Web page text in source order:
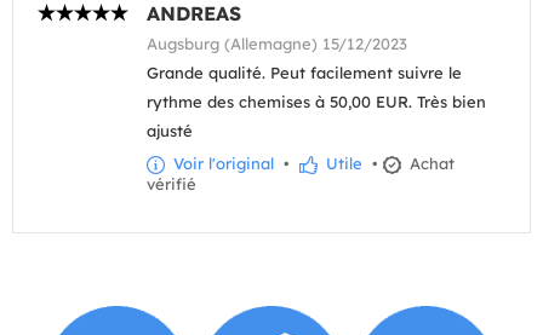
ANDREAS
Augsburg (Allemagne) 15/12/2023
Grande qualité. Peut facilement suivre le
rythme des chemises à 50,00 EUR. Très bien
ajusté
Voir l'original • Utile •
Achat
vérifié